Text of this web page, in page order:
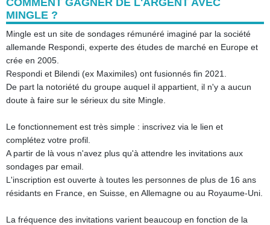
COMMENT GAGNER DE L'ARGENT AVEC
MINGLE ?
Mingle est un site de sondages rémunéré imaginé par la société
allemande Respondi, experte des études de marché en Europe et
crée en 2005.
Respondi et Bilendi (ex Maximiles) ont fusionnés fin 2021.
De part la notoriété du groupe auquel il appartient, il n'y a aucun
doute à faire sur le sérieux du site Mingle.
Le fonctionnement est très simple : inscrivez via le lien et
complétez votre profil.
A partir de là vous n'avez plus qu'à attendre les invitations aux
sondages par email.
L'inscription est ouverte à toutes les personnes de plus de 16 ans
résidants en France, en Suisse, en Allemagne ou au Royaume-Uni.
La fréquence des invitations varient beaucoup en fonction de la